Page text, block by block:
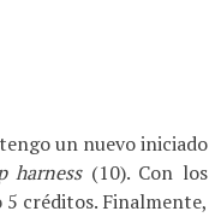
un nuevo iniciado
harness (10). Con los
créditos. Finalmente,